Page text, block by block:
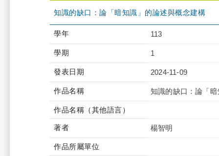
知識的缺口：論「暗知識」的論述與概念建構
學年 113
學期 1
發表日期 2024-11-09
作品名稱 知識的缺口：論「
作品名稱（其他語言）
著者 楊智明
作品所屬單位